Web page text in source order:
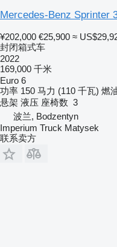
Mercedes-Benz Sprinter
¥202,000 €25,900 ≈
封闭箱式车
2022
169,000 千米
Euro 6
功率 150 马力 (110 千瓦) 燃
悬架 液压 座椅数 3
波兰, Bodzentyn
Imperium Truck Matysek
联系卖方